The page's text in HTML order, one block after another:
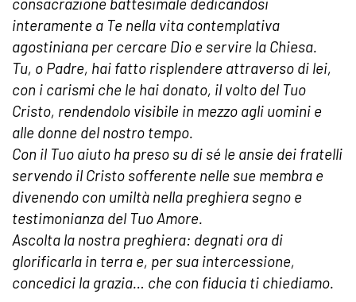
consacrazione battesimale dedicandosi
interamente a Te nella vita contemplativa
agostiniana per cercare Dio e servire la Chiesa.
Tu, o Padre, hai fatto risplendere attraverso di lei,
con i carismi che le hai donato, il volto del Tuo
Cristo, rendendolo visibile in mezzo agli uomini e
alle donne del nostro tempo.
Con il Tuo aiuto ha preso su di sé le ansie dei fratelli
servendo il Cristo sofferente nelle sue membra e
divenendo con umiltà nella preghiera segno e
testimonianza del Tuo Amore.
Ascolta la nostra preghiera: degnati ora di
glorificarla in terra e, per sua intercessione,
concedici la grazia… che con fiducia ti chiediamo.